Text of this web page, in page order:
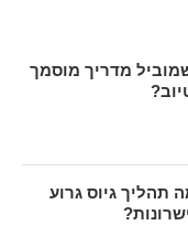
מדריך מוסמך
תהליך גיוס גרוע